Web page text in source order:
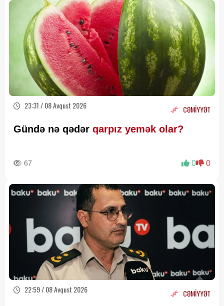
23:31 / 08 Avqust 2026 CƏMİYYƏT
Gündə nə qədər qarpız yemək olar?
67 0 0
22:59 / 08 Avqust 2026 CƏMİYYƏT